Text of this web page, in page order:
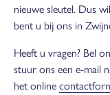
nieuwe sleutel. Dus
bent u bij ons in
Heeft u vragen? Bel
stuur ons een e-mail
het online